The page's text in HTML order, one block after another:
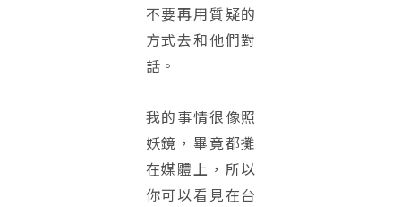
不要再用質疑的
方式去和他們對
話。
我的事情很像照
妖鏡，畢竟都攤
在媒體上，所以
你可以看見在台